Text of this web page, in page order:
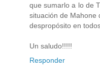
que sumarlo a lo de
situación de Mahone
despropósito en
Un saludo!!!!!
Responder